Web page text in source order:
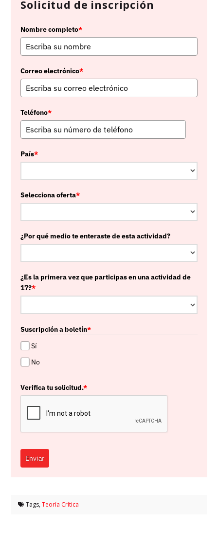
Solicitud de inscripción
Nombre completo*
Correo electrónico*
Teléfono*
País*
Selecciona oferta*
¿Por qué medio te enteraste de esta actividad?
¿Es la primera vez que participas en una actividad de
17?*
Suscripción a boletín*
Sí
No
Verifica tu solicitud.*
Enviar
Tags,Teoría Crítica